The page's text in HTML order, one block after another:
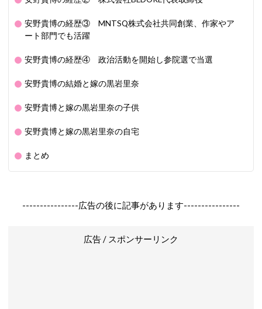
安野貴博の経歴③ MNTSQ株式会社共同創業、作家やア
ート部門でも活躍
安野貴博の経歴④ 政治活動を開始し参院選で当選
安野貴博の結婚と嫁の黒岩里奈
安野貴博と嫁の黒岩里奈の子供
安野貴博と嫁の黒岩里奈の自宅
まとめ
----------------広告の後に記事があります----------------
広告 / スポンサーリンク